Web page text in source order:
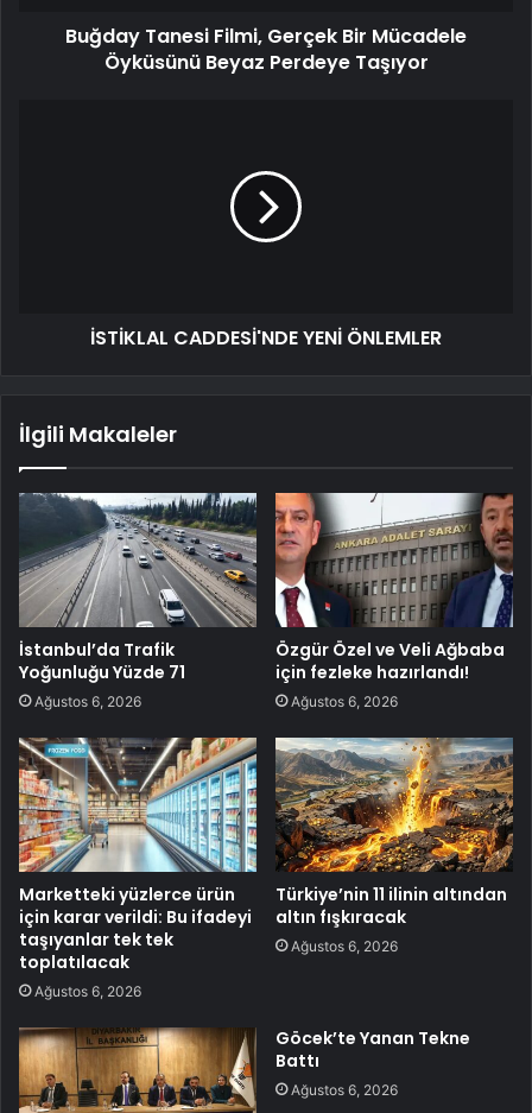
Buğday Tanesi Filmi, Gerçek Bir Mücadele
Öyküsünü Beyaz Perdeye Taşıyor
İSTİKLAL CADDESİ'NDE YENİ ÖNLEMLER
İlgili Makaleler
İstanbul’da Trafik
Yoğunluğu Yüzde 71
Ağustos 6, 2026
Özgür Özel ve Veli Ağbaba
için fezleke hazırlandı!
Ağustos 6, 2026
Marketteki yüzlerce ürün
için karar verildi: Bu ifadeyi
taşıyanlar tek tek
toplatılacak
Ağustos 6, 2026
Türkiye’nin 11 ilinin altından
altın fışkıracak
Ağustos 6, 2026
Göcek’te Yanan Tekne
Battı
Ağustos 6, 2026